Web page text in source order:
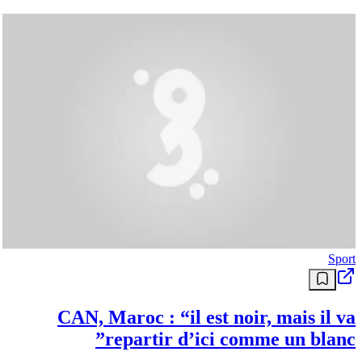
Sport
CAN, Maroc : “il est noir, mais il va
repartir d’ici comme un blanc”